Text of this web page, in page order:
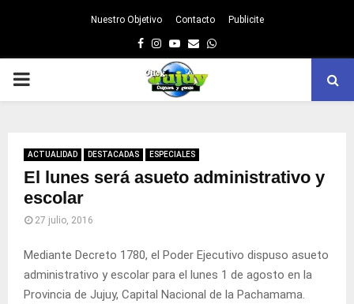
Nuestro Objetivo Contacto Publicite
Facebook
Instagram
Youtube
EmailWhatsapp
PRIMARY
ACTUALIDAD DESTACADAS ESPECIALES
El lunes será asueto administrativo y
escolar
27 julio, 2016
Mediante Decreto 1780, el Poder Ejecutivo dispuso asueto
administrativo y escolar para el lunes 1 de agosto en la
Provincia de Jujuy, Capital Nacional de la Pachamama.